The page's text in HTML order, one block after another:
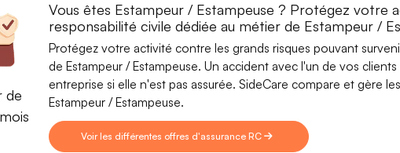
de
Vous êtes Estampeur / Estampeuse ? Protégez votre
responsabilité civile dédiée au métier de Estampeur /
Protégez votre activité contre les grands risques pouvant
de Estampeur / Estampeuse. Un accident avec l'un de vos
entreprise si elle n'est pas assurée. SideCare compare et gère
Estampeur / Estampeuse.
Voir les différentes offres d'assurance RC